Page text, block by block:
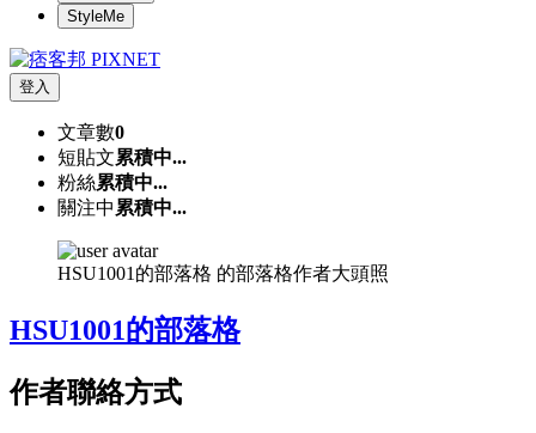
StyleMe
登入
文章數0
短貼文累積中...
粉絲累積中...
關注中 累積中...
HSU1001的部落格 的部落格作者大頭照
HSU1001的部落格
作者聯絡方式